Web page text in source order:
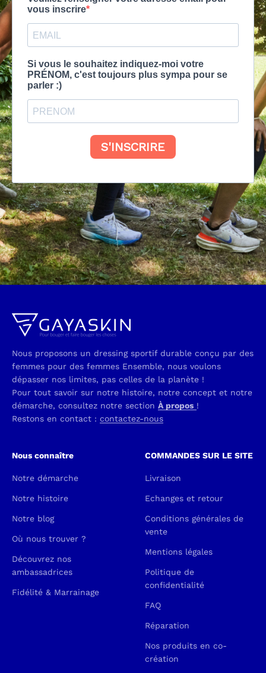
Nous proposons un dressing sportif durable conçu par des
femmes pour des femmes Ensemble, nous voulons
dépasser nos limites, pas celles de la planète !
Pour tout savoir sur notre histoire, notre concept et notre
démarche, consultez notre section À propos !
Restons en contact : contactez-nous
Nous connaître
Notre démarche
Notre histoire
Notre blog
Où nous trouver ?
Découvrez nos
ambassadrices
Fidélité & Marrainage
COMMANDES SUR LE SITE
Livraison
Echanges et retour
Conditions générales de
vente
Mentions légales
Politique de
confidentialité
FAQ
Réparation
Nos produits en co-
création